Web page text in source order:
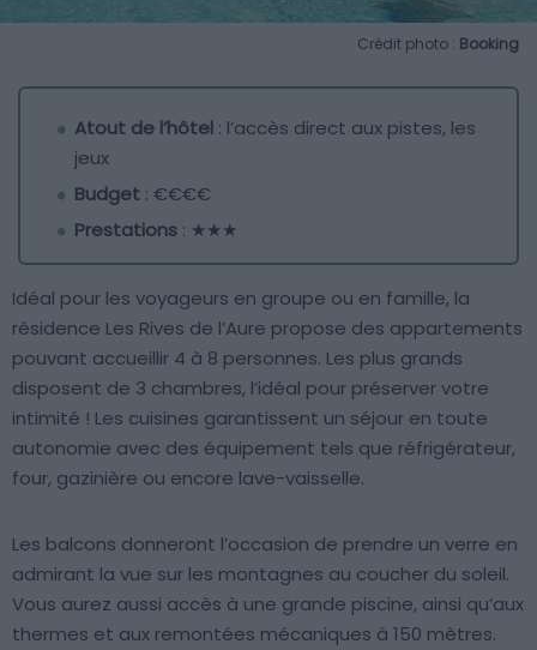
Crédit photo : Booking
Atout de l’hôtel : l’accès direct aux pistes, les
jeux
Budget : €€€€
Prestations : ★★★
Idéal pour les voyageurs en groupe ou en famille, la
résidence Les Rives de l’Aure propose des appartements
pouvant accueillir 4 à 8 personnes. Les plus grands
disposent de 3 chambres, l’idéal pour préserver votre
intimité ! Les cuisines garantissent un séjour en toute
autonomie avec des équipement tels que réfrigérateur,
four, gazinière ou encore lave-vaisselle.
Les balcons donneront l’occasion de prendre un verre en
admirant la vue sur les montagnes au coucher du soleil.
Vous aurez aussi accès à une grande piscine, ainsi qu’aux
thermes et aux remontées mécaniques à 150 mètres.